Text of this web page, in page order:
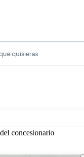
quisieras
concesionario